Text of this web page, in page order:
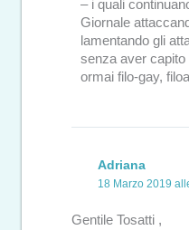
– i quali
Giornale
lamentando gli
senza aver capito
ormai filo-gay,
Adriana
18 Marzo 2019
Gentile Tosatti ,